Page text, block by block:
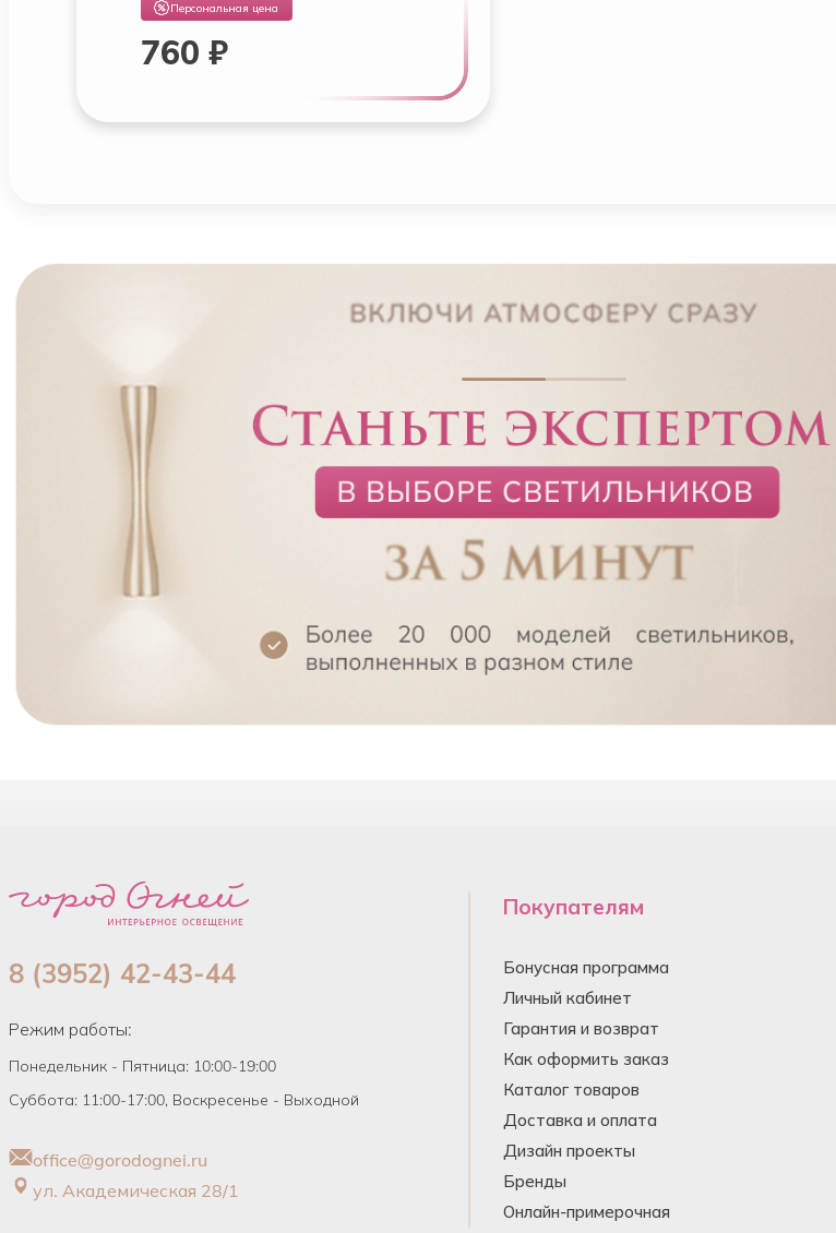
Персональная цена
760 ₽
8 (3952) 42-43-44
Режим работы:
Понедельник - Пятница: 10:00-19:00
Суббота: 11:00-17:00, Воскресенье - Выходной
office@gorodognei.ru
ул. Академическая 28/1
Покупателям
Бонусная программа
Личный кабинет
Гарантия и возврат
Как оформить заказ
Каталог товаров
Доставка и оплата
Дизайн проекты
Бренды
Онлайн-примерочная